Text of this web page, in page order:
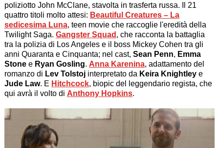
poliziotto John McClane, stavolta in trasferta russa. Il 21
quattro titoli molto attesi: Beautiful Creatures – La
sedicesima Luna, teen movie che raccoglie l'eredità della
Twilight Saga. Gangster Squad , che racconta la battaglia
tra la polizia di Los Angeles e il boss Mickey Cohen tra gli
anni Quaranta e Cinquanta; nel cast, Sean Penn, Emma
Stonee Ryan Gosling. Anna Karenina, adattamento del
romanzo di Lev Tolstojinterpretato da Keira Knightleye
Jude Law. E Hitchcock, biopic del leggendario regista, che
qui avrà il volto di Anthony Hopkins.